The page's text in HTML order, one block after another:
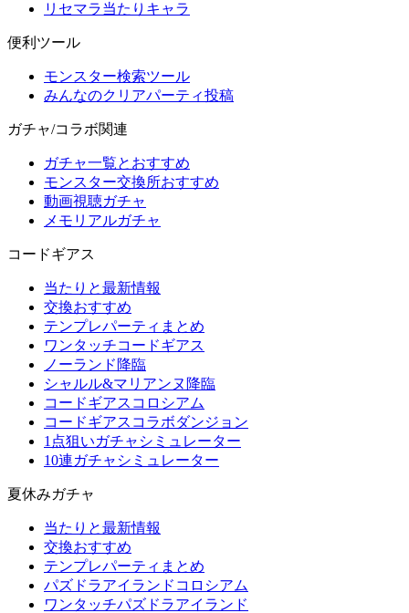
リセマラ当たりキャラ
便利ツール
モンスター検索ツール
みんなのクリアパーティ投稿
ガチャ/コラボ関連
ガチャ一覧とおすすめ
モンスター交換所おすすめ
動画視聴ガチャ
メモリアルガチャ
コードギアス
当たりと最新情報
交換おすすめ
テンプレパーティまとめ
ワンタッチコードギアス
ノーランド降臨
シャルル&マリアンヌ降臨
コードギアスコロシアム
コードギアスコラボダンジョン
1点狙いガチャシミュレーター
10連ガチャシミュレーター
夏休みガチャ
当たりと最新情報
交換おすすめ
テンプレパーティまとめ
パズドラアイランドコロシアム
ワンタッチパズドラアイランド